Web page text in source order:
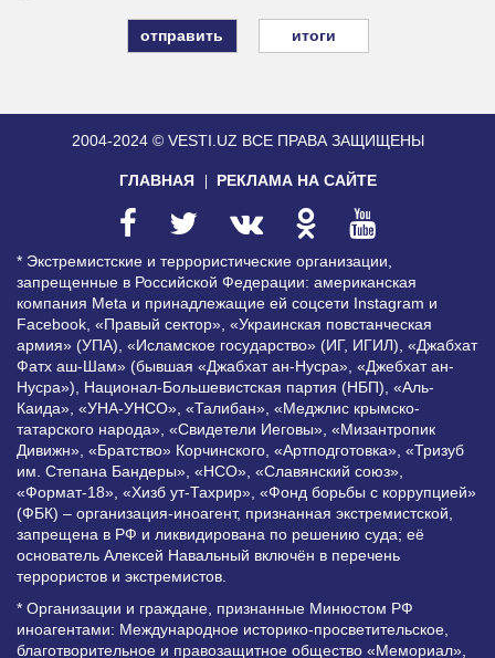
итоги
2004-2024 © VESTI.UZ ВСЕ ПРАВА ЗАЩИЩЕНЫ
ГЛАВНАЯ РЕКЛАМА НА САЙТЕ
* Экстремистские и террористические организации,
запрещенные в Российской Федерации: американская
компания Meta и принадлежащие ей соцсети Instagram и
Facebook, «Правый сектор», «Украинская повстанческая
армия» (УПА), «Исламское государство» (ИГ, ИГИЛ), «Джабхат
Фатх аш-Шам» (бывшая «Джабхат ан-Нусра», «Джебхат ан-
Нусра»), Национал-Большевистская партия (НБП), «Аль-
Каида», «УНА-УНСО», «Талибан», «Меджлис крымско-
татарского народа», «Свидетели Иеговы», «Мизантропик
Дивижн», «Братство» Корчинского, «Артподготовка», «Тризуб
им. Степана Бандеры», «НСО», «Славянский союз»,
«Формат-18», «Хизб ут-Тахрир», «Фонд борьбы с коррупцией»
(ФБК) – организация-иноагент, признанная экстремистской,
запрещена в РФ и ликвидирована по решению суда; её
основатель Алексей Навальный включён в перечень
террористов и экстремистов.
* Организации и граждане, признанные Минюстом РФ
иноагентами: Международное историко-просветительское,
благотворительное и правозащитное общество «Мемориал»,